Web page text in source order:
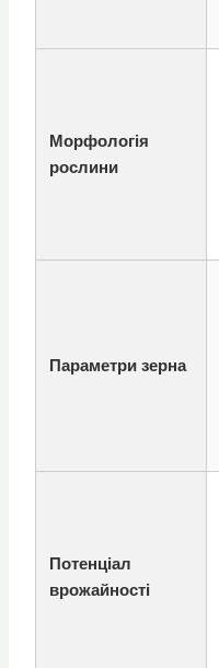
Морфологія
рослини
Параметри зерна
Потенціал
врожайності